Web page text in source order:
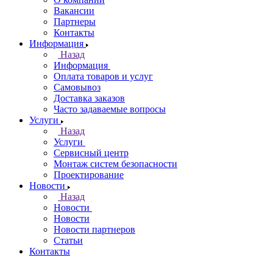
Вакансии
Партнеры
Контакты
Информация
Назад
Информация
Оплата товаров и услуг
Самовывоз
Доставка заказов
Часто задаваемые вопросы
Услуги
Назад
Услуги
Сервисный центр
Монтаж систем безопасности
Проектирование
Новости
Назад
Новости
Новости
Новости партнеров
Статьи
Контакты